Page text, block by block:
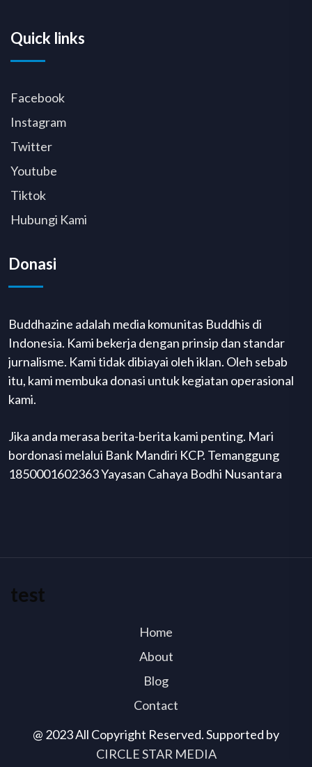
Quick links
Facebook
Instagram
Twitter
Youtube
Tiktok
Hubungi Kami
Donasi
Buddhazine adalah media komunitas Buddhis di
Indonesia. Kami bekerja dengan prinsip dan standar
jurnalisme. Kami tidak dibiayai oleh iklan. Oleh sebab
itu, kami membuka donasi untuk kegiatan operasional
kami.
Jika anda merasa berita-berita kami penting. Mari
bordonasi melalui Bank Mandiri KCP. Temanggung
1850001602363 Yayasan Cahaya Bodhi Nusantara
@ 2023 All Copyright Reserved. Supported by
CIRCLE STAR MEDIA
test
Home
About
Blog
Contact